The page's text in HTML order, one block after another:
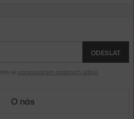
ODESLAT
se zpracováním osobních údajů
O nás